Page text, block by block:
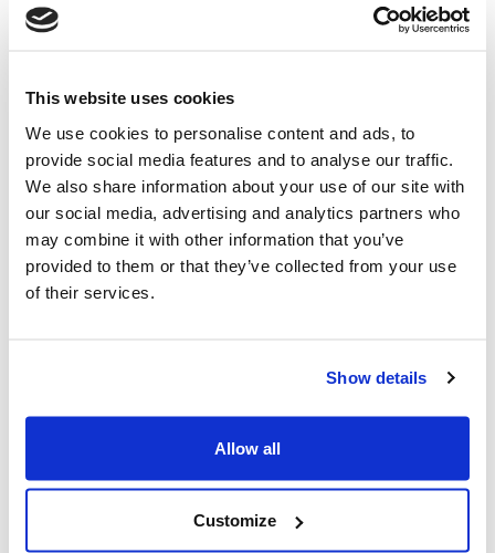
This website uses cookies
We use cookies to personalise content and ads, to
provide social media features and to analyse our traffic.
We also share information about your use of our site with
our social media, advertising and analytics partners who
may combine it with other information that you’ve
provided to them or that they’ve collected from your use
of their services.
Show details
Allow all
Customize
In qualità di integratore tecnologico, NEXTCHEM ha
un'efficiente cattura della CO₂ dai gas di emissione,
operando ad alta efficienza con un basso consumo
energetico anche a concentrazioni estremamente
basse.
Con questo progetto, NEXTCHEM consolida il suo track
record nella cattura della CO₂, ora inclusa nell’offerta
tecnologica NX Decarb™
Alessandro Bernini, CEO di MAIRE,ha dichiarato: “Come
Gruppo, ci dedichiamo allo sviluppo di nuove soluzioni
settore hard-to-abate. Questo progetto è un
riconoscimento della nostra offerta tecnologica a
supporto di importanti attori del mercato e del nostro